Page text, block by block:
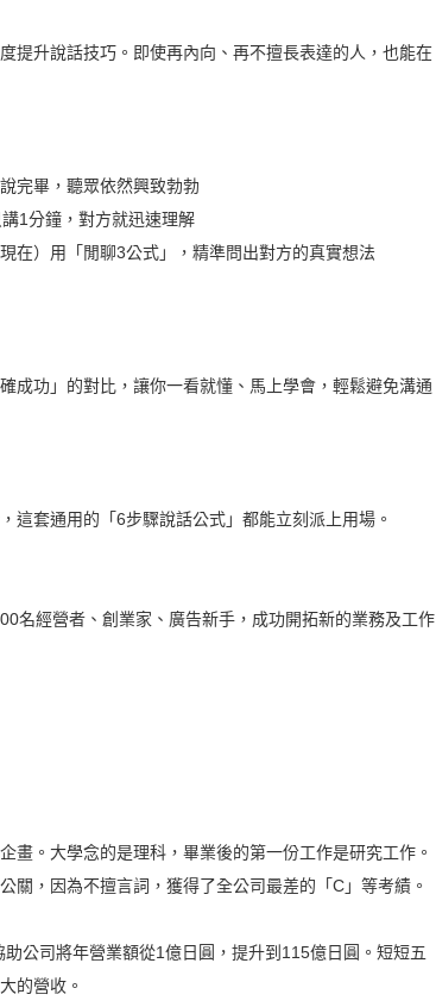
提升說話技巧。即使再內向、再不擅長表達的人，也能在
完畢，聽眾依然興致勃勃
1分鐘，對方就迅速理解
在）用「閒聊3公式」，精準問出對方的真實想法
成功」的對比，讓你一看就懂、馬上學會，輕鬆避免溝通
這套通用的「6步驟說話公式」都能立刻派上用場。
名經營者、創業家、廣告新手，成功開拓新的業務及工作
畫。大學念的是理科，畢業後的第一份工作是研究工作。
關，因為不擅言詞，獲得了全公司最差的「C」等考績。
公司將年營業額從1億日圓，提升到115億日圓。短短五
的營收。